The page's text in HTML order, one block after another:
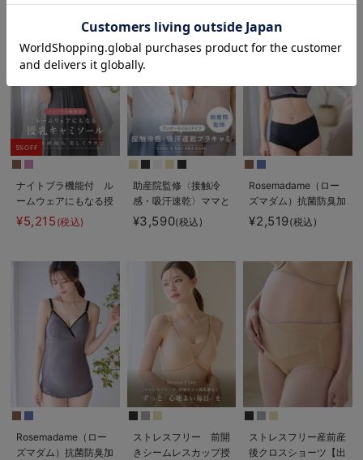
5%OFF
ナイトブラ機能付 ル
ームウェアにもなる授
乳キャミソール
¥5,215 (税込)
助産院監修〈接触冷
感・吸汗速乾〉ママと
つくったふんわり授乳
ブラキャミ アンダー
¥3,590(税込)
Rosemadame（ロー
ズマダム）抗菌防臭加
工バイカラー授乳ブラ
¥2,519(税込)
Rosemadame（ロー
ズマダム）抗菌防臭加
ストレスフリー 前開
きシームレスカップ授
ストレスフリー産前産
後クロスショーツ【出
お気に入り商品を確認する